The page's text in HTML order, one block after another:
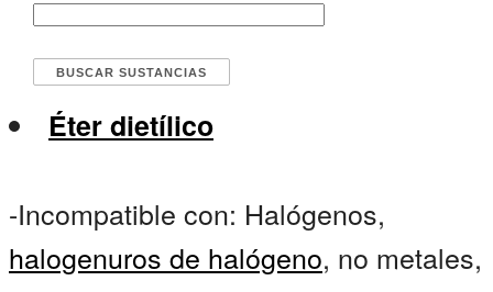
Éter dietílico
-Incompatible con: Halógenos,
halogenuros de halógeno, no metales,